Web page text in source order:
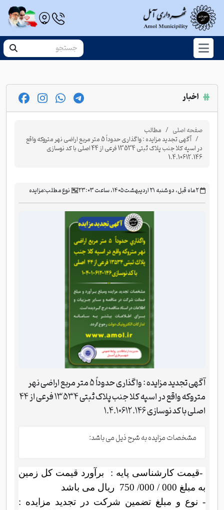
اخبار
صفحه اصلی مطالب
آگهی تجدید مزایده : واگذاری حدوداً 5 متر مربع اراضی نهر متروکه واقع
در اسپه کلا جنب پلاک ثبتی 13534 فرعی از 44 اصلی با کد نوسازی
1.4.10612.146
‫۲ ماه قبل، دو شنبه ۲۱ اردیبهشت ۱۴۰۵، ساعت ۲۳:۰۳ نوع مطلب:مزایده
آگهی تجدید مزایده : واگذاری حدوداً 5 متر مربع اراضی نهر
متروکه واقع در اسپه کلا جنب پلاک ثبتی 13534 فرعی از 44
اصلی با کد نوسازی 1.4.10612.146
مشخصات مزایده به شرح ذیل می باشد:
-قیمت کارشناسی پایه :
برآورد قیمت کل زمین
به مبلغ 000 / 000/ 750
ریال می باشد
- نوع و مبلغ تضمین شرکت در تجدید مزایده :